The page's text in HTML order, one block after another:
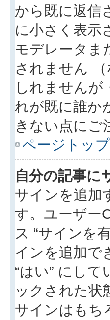
から既に返信
に小さく表示
モデレータま
されません
しれませんが
れが既に誰か
きない点にご
ページトップ
自分の記事に
サインを追加
す。ユーザー
ス “サインを
インを追加で
“はい” にし
ックされた状
サインはもち